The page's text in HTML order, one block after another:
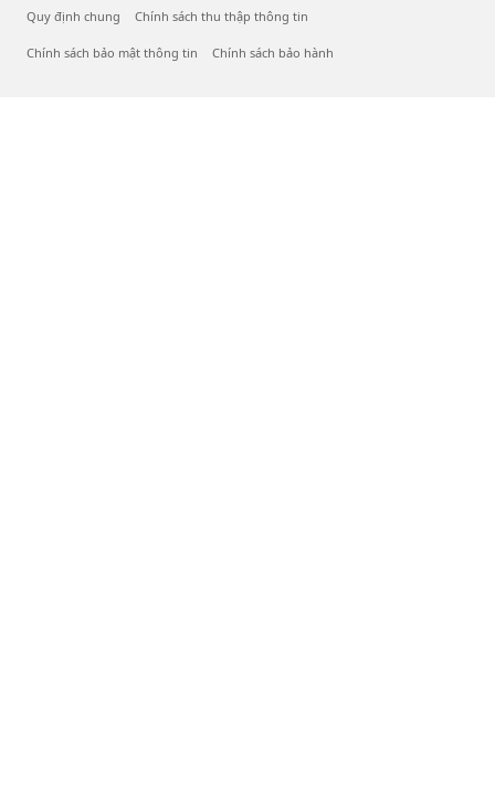
Quy định chung Chính sách thu thập thông tin
Chính sách bảo mật thông tin Chính sách bảo hành